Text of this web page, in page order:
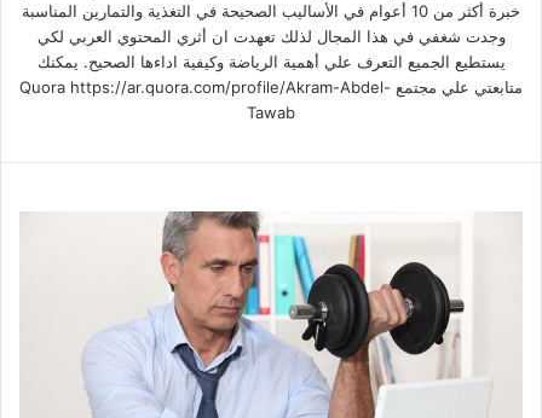
خبرة أكثر من 10 أعوام في الأساليب الصحيحة في التغذية والتمارين المناسبة
وجدت شغفي في هذا المجال لذلك تعهدت ان أثري المحتوي العربي لكي
يستطيع الجميع التعرف علي أهمية الرياضة وكيفية اداءها الصحيح. يمكنك
متابعتي علي مجتمع Quora https://ar.quora.com/profile/Akram-Abdel-
Tawab